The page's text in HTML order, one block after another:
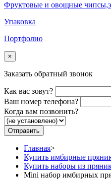
Фруктовые и овощные
Упаковка
Портфолио
×
Заказать обратный звонок
Как вас зовут?
Ваш номер телефона?
Когда вам позвонить?
Главная>
Купить имбирные
Купить наборы из
Mini набор имбирных